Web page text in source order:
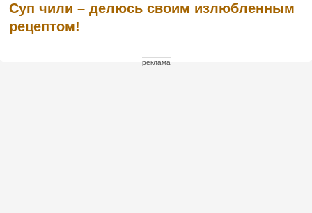
Суп чили – делюсь своим излюбленным
рецептом!
реклама